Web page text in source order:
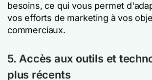
besoins, ce qui vous permet
vos efforts de marketing à vos
commerciaux.
5. Accès aux outils et
plus récents